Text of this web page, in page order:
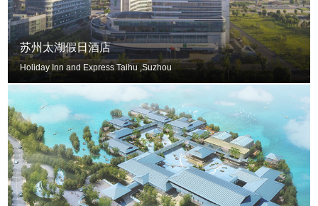
苏州太湖假日酒店
Holiday Inn and Express Taihu ,Suzhou